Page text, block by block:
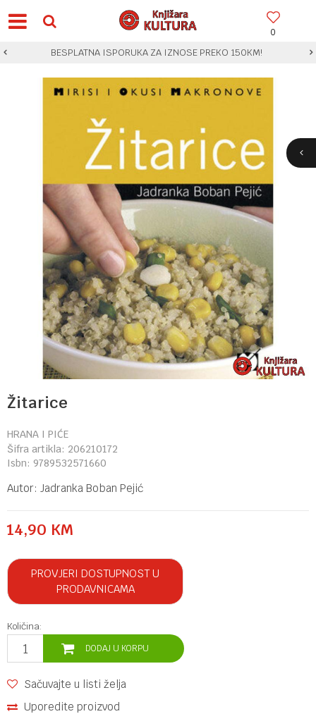
0
BESPLATNA ISPORUKA ZA IZNOSE PREKO 150KM!
Žitarice
HRANA I PIĆE
Šifra artikla: 206210172
Isbn: 9789532571660
Autor: Jadranka Boban Pejić
14,90 KM
PROVJERI DOSTUPNOST U
PRODAVNICAMA
Količina:
DODAJ U KORPU
Sačuvajte u listi želja
Uporedite proizvod